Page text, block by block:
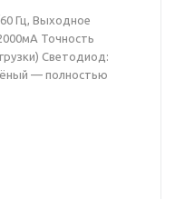
Гц, Выходное
Точность
Светодиод:
— полностью